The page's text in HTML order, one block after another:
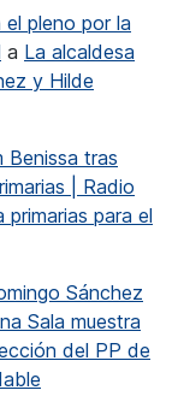
el pleno por la
a La alcaldesa
y Hilde
Benissa tras
| Radio
para el
Sánchez
Sala muestra
del PP de